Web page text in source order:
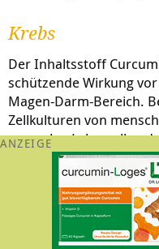
Krebs
Der Inhaltsstoff
schützende Wirkung
Magen-Darm-Bereich.
Zellkulturen von
normalen Leberzellen
Curcumin den Zelltod (
nicht aber bei den
Curcumin hat
von
schädigen). Je nach